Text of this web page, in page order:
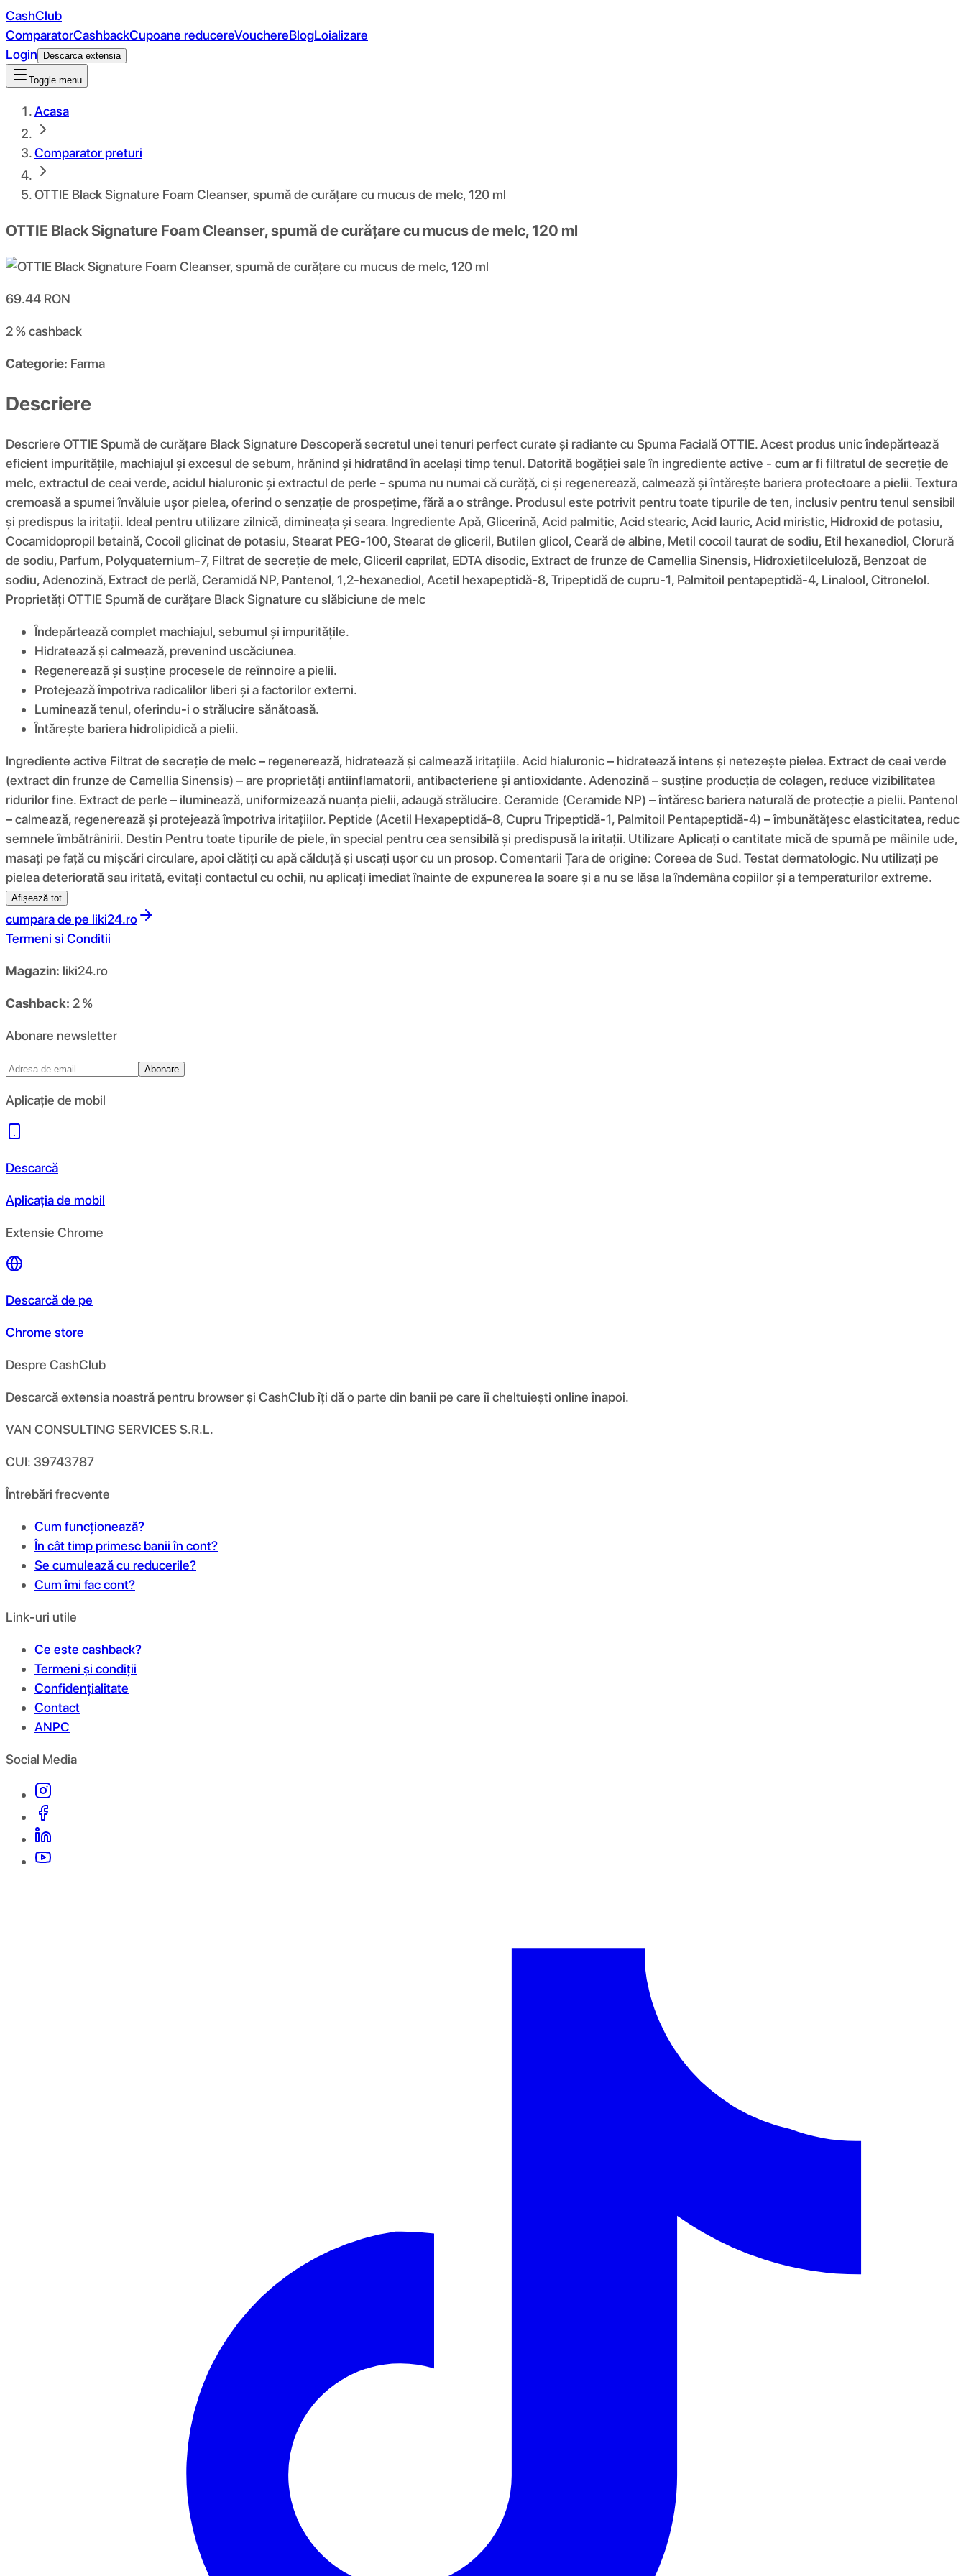
CashClub
ComparatorCashbackCupoane reducereVouchereBlogLoializare
Login
Descarca extensia
Toggle menu
Acasa
Comparator preturi
OTTIE Black Signature Foam Cleanser, spumă de curățare cu mucus de melc, 120 ml
OTTIE Black Signature Foam Cleanser, spumă de curățare cu mucus de melc, 120 ml
69.44 RON
2 %cashback
Categorie: Farma
Descriere
Descriere OTTIE Spumă de curățare Black Signature Descoperă secretul unei tenuri perfect curate și radiante cu Spuma Facială OTTIE. Acest produs unic îndepărtează
eficient impuritățile, machiajul și excesul de sebum, hrănind și hidratând în același timp tenul. Datorită bogăției sale în ingrediente active - cum ar fi filtratul de secreție de
melc, extractul de ceai verde, acidul hialuronic și extractul de perle - spuma nu numai că curăță, ci și regenerează, calmează și întărește bariera protectoare a pielii. Textura
cremoasă a spumei învăluie ușor pielea, oferind o senzație de prospețime, fără a o strânge. Produsul este potrivit pentru toate tipurile de ten, inclusiv pentru tenul sensibil
și predispus la iritații. Ideal pentru utilizare zilnică, dimineața și seara. Ingrediente Apă, Glicerină, Acid palmitic, Acid stearic, Acid lauric, Acid miristic, Hidroxid de potasiu,
Cocamidopropil betaină, Cocoil glicinat de potasiu, Stearat PEG-100, Stearat de gliceril, Butilen glicol, Ceară de albine, Metil cocoil taurat de sodiu, Etil hexanediol, Clorură
de sodiu, Parfum, Polyquaternium-7, Filtrat de secreție de melc, Gliceril caprilat, EDTA disodic, Extract de frunze de Camellia Sinensis, Hidroxietilceluloză, Benzoat de
sodiu, Adenozină, Extract de perlă, Ceramidă NP, Pantenol, 1,2-hexanediol, Acetil hexapeptidă-8, Tripeptidă de cupru-1, Palmitoil pentapeptidă-4, Linalool, Citronelol.
Proprietăți OTTIE Spumă de curățare Black Signature cu slăbiciune de melc
Îndepărtează complet machiajul, sebumul și impuritățile.
Hidratează și calmează, prevenind uscăciunea.
Regenerează și susține procesele de reînnoire a pielii.
Protejează împotriva radicalilor liberi și a factorilor externi.
Luminează tenul, oferindu-i o strălucire sănătoasă.
Întărește bariera hidrolipidică a pielii.
Ingrediente active Filtrat de secreție de melc – regenerează, hidratează și calmează iritațiile. Acid hialuronic – hidratează intens și netezește pielea. Extract de ceai verde
(extract din frunze de Camellia Sinensis) – are proprietăți antiinflamatorii, antibacteriene și antioxidante. Adenozină – susține producția de colagen, reduce vizibilitatea
ridurilor fine. Extract de perle – iluminează, uniformizează nuanța pielii, adaugă strălucire. Ceramide (Ceramide NP) – întăresc bariera naturală de protecție a pielii. Pantenol
– calmează, regenerează și protejează împotriva iritațiilor. Peptide (Acetil Hexapeptidă-8, Cupru Tripeptidă-1, Palmitoil Pentapeptidă-4) – îmbunătățesc elasticitatea, reduc
semnele îmbătrânirii. Destin Pentru toate tipurile de piele, în special pentru cea sensibilă și predispusă la iritații. Utilizare Aplicați o cantitate mică de spumă pe mâinile ude,
masați pe față cu mișcări circulare, apoi clătiți cu apă călduță și uscați ușor cu un prosop. Comentarii Țara de origine: Coreea de Sud. Testat dermatologic. Nu utilizați pe
pielea deteriorată sau iritată, evitați contactul cu ochii, nu aplicați imediat înainte de expunerea la soare și a nu se lăsa la îndemâna copiilor și a temperaturilor extreme.
Afișează tot
cumpara de pe liki24.ro
Termeni si Conditii
Magazin: liki24.ro
Cashback: 2 %
Abonare newsletter
Abonare
Aplicație de mobil
Descarcă
Aplicația de mobil
Extensie Chrome
Descarcă de pe
Chrome store
Despre CashClub
Descarcă extensia noastră pentru browser și CashClub îți dă o parte din banii pe care îi cheltuiești online înapoi.
VAN CONSULTING SERVICES S.R.L.
CUI: 39743787
Întrebări frecvente
Cum funcționează?
În cât timp primesc banii în cont?
Se cumulează cu reducerile?
Cum îmi fac cont?
Link-uri utile
Ce este cashback?
Termeni și condiții
Confidențialitate
Contact
ANPC
Social Media